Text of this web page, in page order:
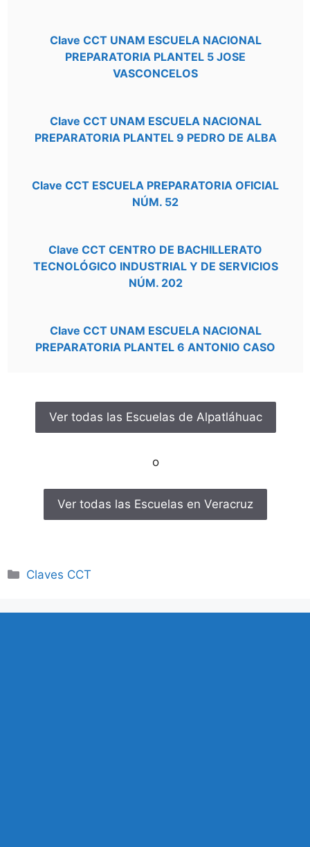
Clave CCT UNAM ESCUELA NACIONAL
PREPARATORIA PLANTEL 5 JOSE
VASCONCELOS
Clave CCT UNAM ESCUELA NACIONAL
PREPARATORIA PLANTEL 9 PEDRO DE ALBA
Clave CCT ESCUELA PREPARATORIA OFICIAL
NÚM. 52
Clave CCT CENTRO DE BACHILLERATO
TECNOLÓGICO INDUSTRIAL Y DE SERVICIOS
NÚM. 202
Clave CCT UNAM ESCUELA NACIONAL
PREPARATORIA PLANTEL 6 ANTONIO CASO
Ver todas las Escuelas de Alpatláhuac
o
Ver todas las Escuelas en Veracruz
Categorías
Claves CCT